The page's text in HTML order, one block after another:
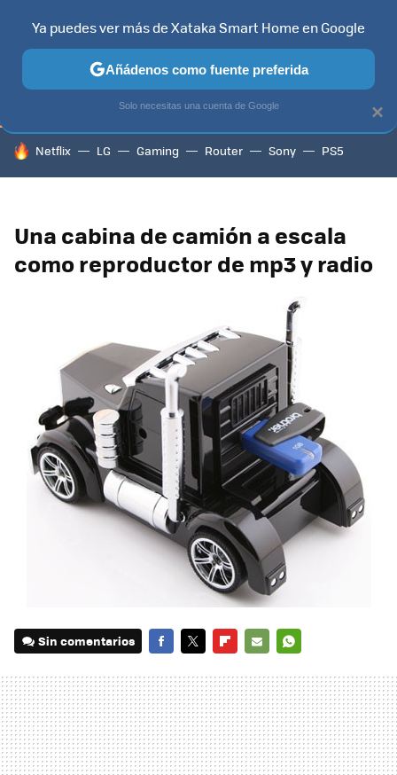
TELEVISORES CONTENIDOS SMART TV SELECCIÓN
HOY SE HABLA DE
Netflix LG Gaming Router Sony PS5
Una cabina de camión a escala
como reproductor de mp3 y radio
Sin comentarios
MAIL
×
Ya puedes ver más de Xataka Smart Home en Google
Añádenos como fuente preferida
Solo necesitas una cuenta de Google